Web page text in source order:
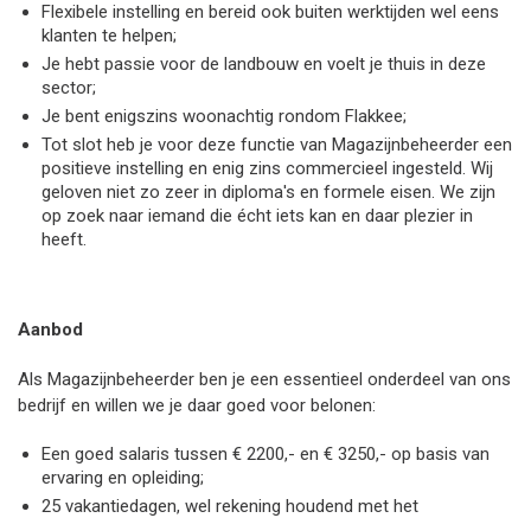
Flexibele instelling en bereid ook buiten werktijden wel eens
klanten te helpen;
Je hebt passie voor de landbouw en voelt je thuis in deze
sector;
Je bent enigszins woonachtig rondom Flakkee;
Tot slot heb je voor deze functie van Magazijnbeheerder een
positieve instelling en enig zins commercieel ingesteld. Wij
geloven niet zo zeer in diploma's en formele eisen. We zijn
op zoek naar iemand die écht iets kan en daar plezier in
heeft.
Aanbod
Als Magazijnbeheerder ben je een essentieel onderdeel van ons
bedrijf en willen we je daar goed voor belonen:
Een goed salaris tussen € 2200,- en € 3250,- op basis van
ervaring en opleiding;
25 vakantiedagen, wel rekening houdend met het